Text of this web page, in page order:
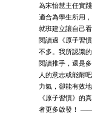
為宋怡慧主任實
適合為學生所用
就班建立讓自己
閱讀過《原子習
不多。我所認識
閱讀推手，還是
人的意志或能耐
力氣，卻能有效
《原子習慣》的
者更多啟發！ ——